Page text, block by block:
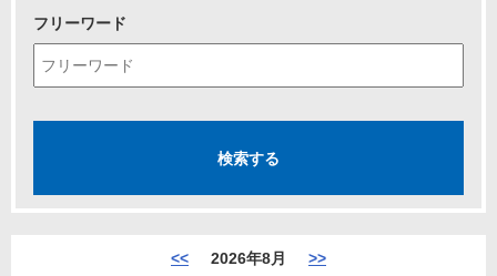
フリーワード
<< 2026年8月 >>